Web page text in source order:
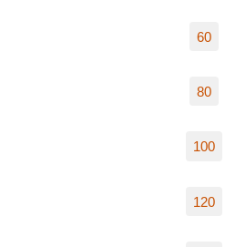
60
80
100
120